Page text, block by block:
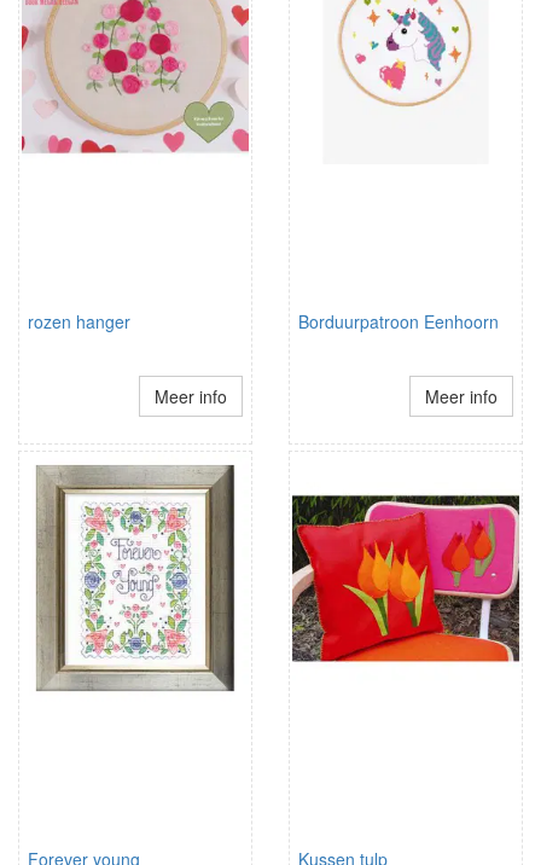
rozen hanger
Meer info
Borduurpatroon Eenhoorn
Meer info
Forever young Kussen tulp